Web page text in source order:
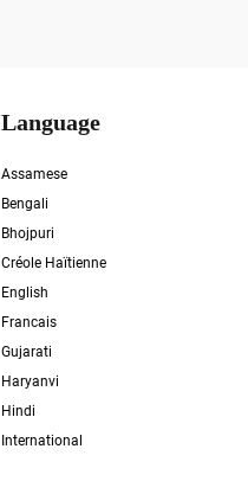
Language
Assamese
Bengali
Bhojpuri
Créole Haïtienne
English
Francais
Gujarati
Haryanvi
Hindi
International